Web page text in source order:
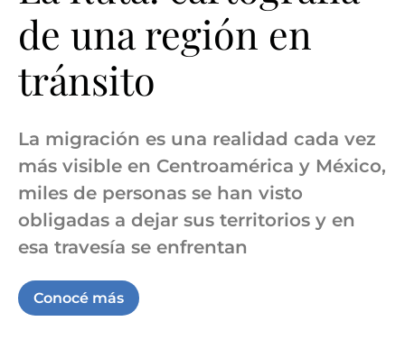
de una región en
tránsito
La migración es una realidad cada vez
más visible en Centroamérica y México,
miles de personas se han visto
obligadas a dejar sus territorios y en
esa travesía se enfrentan
Conocé más